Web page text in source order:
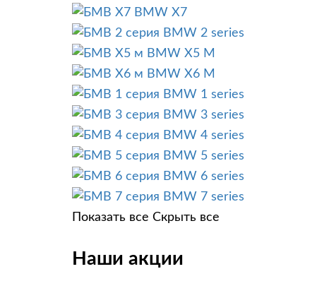
BMW X7
BMW 2 series
BMW X5 M
BMW X6 M
BMW 1 series
BMW 3 series
BMW 4 series
BMW 5 series
BMW 6 series
BMW 7 series
Показать все Скрыть все
Наши акции